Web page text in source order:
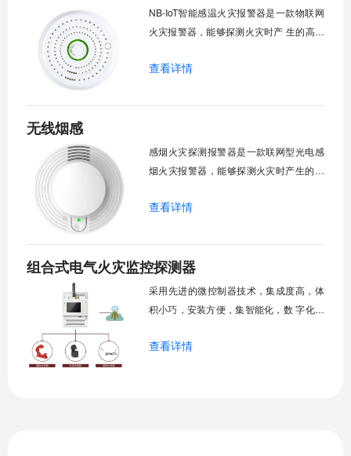
NB-IoT智能感温火灾报警器是一款物联网
火灾报警器，能够探测火灾时产 生的高温
观，可广泛用于商业综合体、 医院、学
中村等场所进行火灾安全报 警监测。报警
查看详情
无线烟感
感烟火灾探测报警器是一款联网型光电感
烟火灾报警器，能够探测火灾时产生的烟
控制，能够智能判断火灾时产生的烟雾并
良的生产工艺，工作稳定，外形美观，无
需调试，可广泛 用于商业综合体、大厦、
查看详情
组合式电气火灾监控探测器
采用先进的微控制器技术，集成度高，体
积小巧，安装方便，集智能化，数 字化，
通信等多种通讯方式，可以定时 上报电气
查看详情